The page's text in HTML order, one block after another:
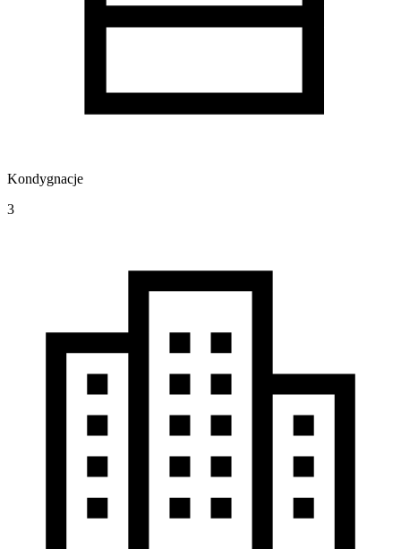
Kondygnacje
3